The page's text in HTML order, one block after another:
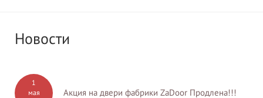
Новости
1
мая
Акция на двери фабрики ZaDoor Продлена!!!